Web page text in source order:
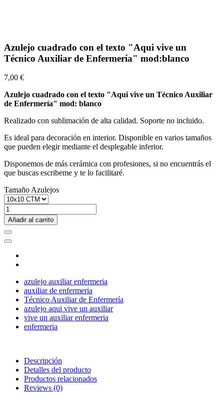
Azulejo cuadrado con el texto "Aqui vive un
Técnico Auxiliar de Enfermería" mod:blanco
7,00 €
Azulejo cuadrado con el texto "Aqui vive un Técnico Auxiliar
de Enfermería" mod: blanco
Realizado con sublimación de alta calidad. Soporte no incluido.
Es ideal para decoración en interior. Disponible en varios tamaños
que pueden elegir mediante el desplegable inferior.
Disponemos de más cerámica con profesiones, si no encuentrás el
que buscas escribeme y te lo facilitaré.
Tamaño Azulejos
Añadir al carrito
azulejo auxiliar enfermeria
auxiliar de enfermeria
Técnico Auxiliar de Enfermería
azulejo aqui vive un auxiliar
vive un auxiliar enfermeria
enfermeria
Descripción
Detalles del producto
Productos relacionados
Reviews (0)